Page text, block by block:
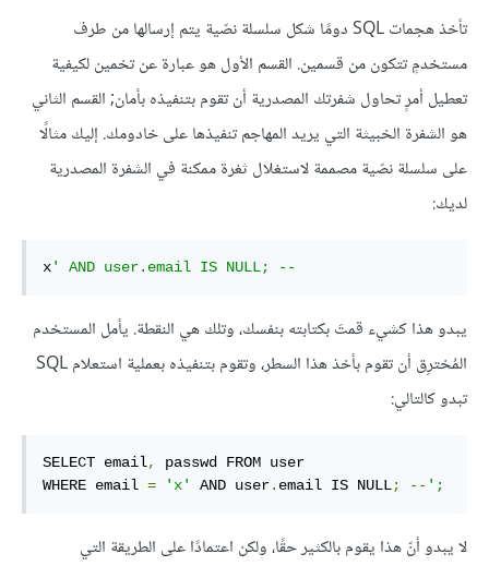
تأخذ هجمات SQL دومًا شكل سلسلة نصّية يتم إرسالها من طرف
مستخدمٍ تتكون من قسمين. القسم الأول هو عبارة عن تخمين لكيفية
تعطيل أمرٍ تحاول شفرتك المصدرية أن تقوم بتنفيذه بأمان; القسم الثاني
هو الشفرة الخبيثة التي يريد المهاجم تنفيذها على خادومك. إليك مثالًا
على سلسلة نصّية مصممة لاستغلال ثغرة ممكنة في الشفرة المصدرية
لديك:
x' AND user.email IS NULL; --
يبدو هذا كشيء قمتَ بكتابته بنفسك، وتلك هي النقطة. يأمل المستخدم
المُخترِق أن تقوم بأخذ هذا السطر، وتقوم بتنفيذه بعملية استعلام SQL
تبدو كالتالي:
SELECT email,
passwd FROM user
WHERE email = 'x' AND user. email IS NULL; -- ';
لا يبدو أنّ هذا يقوم بالكثير حقًا، ولكن اعتمادًا على الطريقة التي